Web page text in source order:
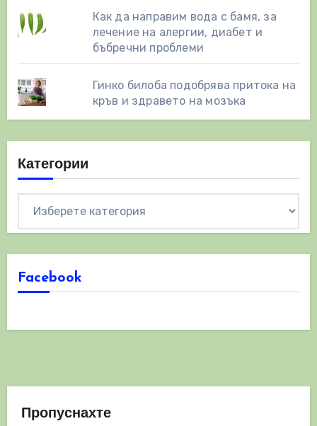
Как да направим вода с бамя, за
лечение на алергии, диабет и
бъбречни проблеми
Гинко билоба подобрява притока на
кръв и здравето на мозъка
Категории
Facebook
Пропуснахте